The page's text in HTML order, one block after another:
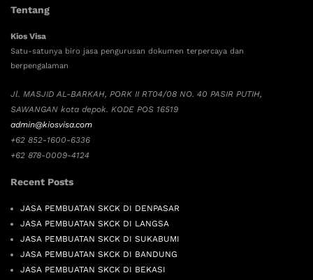
Tentang
Kios Visa
Satu-satunya biro jasa pengurusan dokumen terpercaya dan
berpengalaman
Jl. MASJID AL-BARKAH, PORK II RT04/08 NO. 40 PASIR PUTIH,
SAWANGAN kota depok. KODE POS 16519
admin@kiosvisa.com
+62 852-1600-6336
+62 878-0009-4124
Recent Posts
JASA PEMBUATAN SKCK DI DENPASAR
JASA PEMBUATAN SKCK DI LANGSA
JASA PEMBUATAN SKCK DI SUKABUMI
JASA PEMBUATAN SKCK DI BANDUNG
JASA PEMBUATAN SKCK DI BEKASI